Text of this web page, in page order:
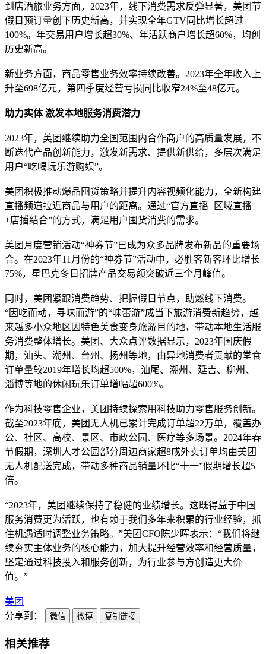
到店酒旅业务方面，2023年，线下消费需求反弹显著，美团节
假日预订量创下历史新高，并实现全年GTV同比增长超过
100%。年交易用户增长超30%、年活跃商户增长超60%，均创
历史新高。
新业务方面，商品零售业务效率持续改善。2023年全年收入上
升至698亿元，第四季度经营亏损同比收窄24%至48亿元。
助力实体 激发本地服务消费潜力
2023年，美团继续助力全国范围内合作商户的高质量发展，不
断迭代产品创新能力，激发新需求、提供新供给，多层次满足
用户“吃喝玩乐游购娱”。
美团积极推动爆品囤货策略并提升内容视频化能力，全新构建
直播频道拉近商品与用户的距离。通过“官方直播+区域直播
+店播结合”的方式，满足用户囤货消费的需求。
美团月度营销活动“神券节”已成为众多品牌发布新品的重要场
合。在2023年11月份的“神券节”活动中，必胜客新客环比增长
75%，星巴克冬日招牌产品交易额突破近三个月峰值。
同时，美团紧跟消费趋势、把握假日节点，助燃线下消费。
“因吃而动，寻味而游”的“味蕾游”成当下旅游消费新趋势，越
来越多小众地区因特色美食变身旅游目的地，带动本地生活服
务消费整体增长。美团、大众点评数据显示，2023年国庆假
期，汕头、潮州、台州、扬州等地，由异地消费者贡献的堂食
订单量较2019年增长均超500%，汕尾、潮州、延吉、柳州、
淄博等地的休闲玩乐订单增幅超600%。
作为科技零售企业，美团持续探索用科技助力零售服务创新。
截至2023年底，美团无人机已累计完成订单超22万单，覆盖办
公、社区、高校、景区、市政公园、医疗等多场景。2024年春
节假期，深圳人才公园部分周边商家超8成外卖订单均由美团
无人机配送完成，带动多种商品销量环比“十一”假期增长超5
倍。
“2023年，美团继续保持了稳健的业绩增长。这既得益于中国
服务消费更为活跃，也有赖于我们多年来积累的行业经验，抓
住机遇适时调整业务策略。”美团CFO陈少晖表示：“我们将继
续夯实主体业务的核心能力，加大提升经营效率和经营质量，
坚定通过科技投入和服务创新，为行业参与方创造更大价
值。”
美团
分享到：
微信 微博 复制链接
相关推荐